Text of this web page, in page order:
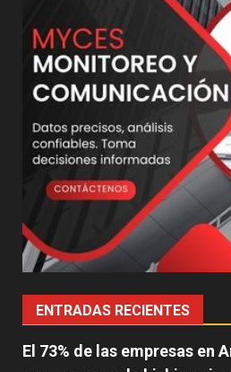
ENTRADAS RECIENTES
El 73% de las empresas en